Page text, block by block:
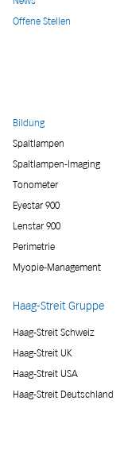
Offene Stellen
Bildung
Spaltlampen
Spaltlampen-Imaging
Tonometer
Eyestar 900
Lenstar 900
Perimetrie
Myopie-Management
Haag-Streit Gruppe
Haag-Streit Schweiz
Haag-Streit UK
Haag-Streit USA
Haag-Streit Deutschland